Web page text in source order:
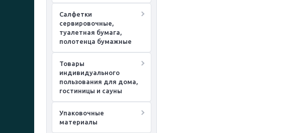
Салфетки
сервировочные,
туалетная бумага,
полотенца бумажные
Товары
индивидуального
пользования для дома,
гостиницы и сауны
Упаковочные
материалы